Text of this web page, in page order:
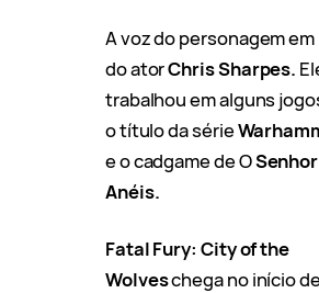
A voz do personagem
do atorChris Sharpes.
trabalhou em alguns
o título da série
e o cadgame de O
Anéis.
Fatal Fury: City of the
Wolveschega no início